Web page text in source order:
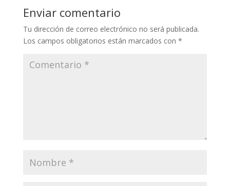
Enviar comentario
Tu dirección de correo electrónico no será publicada.
Los campos obligatorios están marcados con *